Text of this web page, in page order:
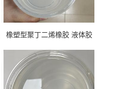
橡塑型聚丁二烯橡胶 液体胶
专用